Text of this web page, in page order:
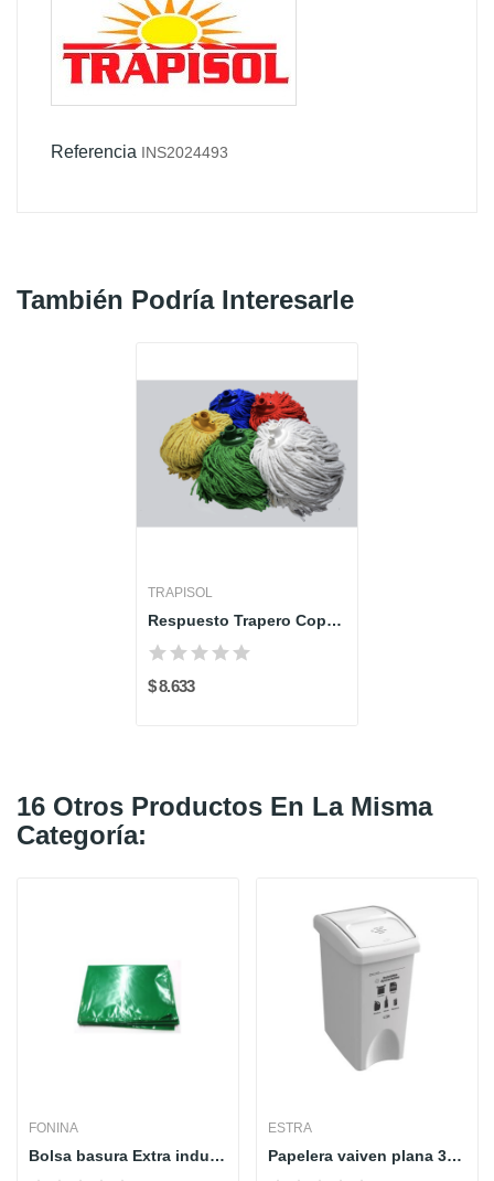
Referencia INS2024493
También Podría Interesarle
TRAPISOL
Respuesto Trapero Copa - TRAPISOL
$ 8.633
16 Otros Productos En La Misma
Categoría:
FONINA
Bolsa basura Extra industrial verde Fonina...
ESTRA
Papelera vaiven plana 35l blanco-reciclaje...